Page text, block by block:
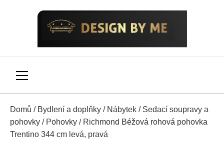
Domů / Bydlení a doplňky / Nábytek / Sedací soupravy a
pohovky / Pohovky / Richmond Béžová rohová pohovka
Trentino 344 cm levá, pravá